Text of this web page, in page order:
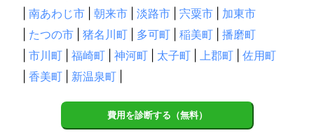
南あわじ市 朝来市 淡路市 宍粟市
加東市
たつの市 猪名川町 多可町 稲美町
播磨町
市川町 福崎町 神河町 太子町 上郡町
佐用町
香美町 新温泉町
費用を診断する（無料）